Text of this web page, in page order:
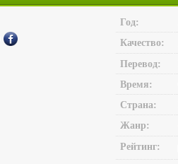
Год:
Качество:
Перевод:
Время:
Страна:
Жанр:
Рейтинг: